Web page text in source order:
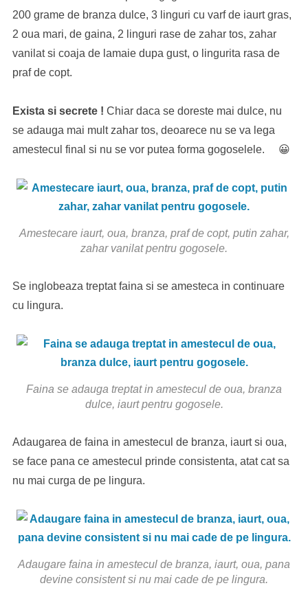
200 grame de branza dulce, 3 linguri cu varf de iaurt gras,
2 oua mari, de gaina, 2 linguri rase de zahar tos, zahar
vanilat si coaja de lamaie dupa gust, o lingurita rasa de
praf de copt.
Exista si secrete ! Chiar daca se doreste mai dulce, nu
se adauga mai mult zahar tos, deoarece nu se va lega
amestecul final si nu se vor putea forma gogoselele. 😀
Amestecare iaurt, oua, branza, praf de copt, putin zahar,
zahar vanilat pentru gogosele.
Se inglobeaza treptat faina si se amesteca in continuare
cu lingura.
Faina se adauga treptat in amestecul de oua, branza
dulce, iaurt pentru gogosele.
Adaugarea de faina in amestecul de branza, iaurt si oua,
se face pana ce amestecul prinde consistenta, atat cat sa
nu mai curga de pe lingura.
Adaugare faina in amestecul de branza, iaurt, oua, pana
devine consistent si nu mai cade de pe lingura.